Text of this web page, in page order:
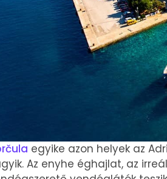
egyike azon helyek az
Az enyhe éghajlat, az